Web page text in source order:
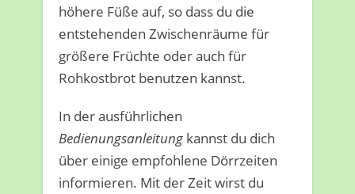
höhere Füße auf, so dass du die
entstehenden Zwischenräume für
größere Früchte oder auch für
Rohkostbrot benutzen kannst.
In der ausführlichen
Bedienungsanleitung kannst du dich
über einige empfohlene Dörrzeiten
informieren. Mit der Zeit wirst du